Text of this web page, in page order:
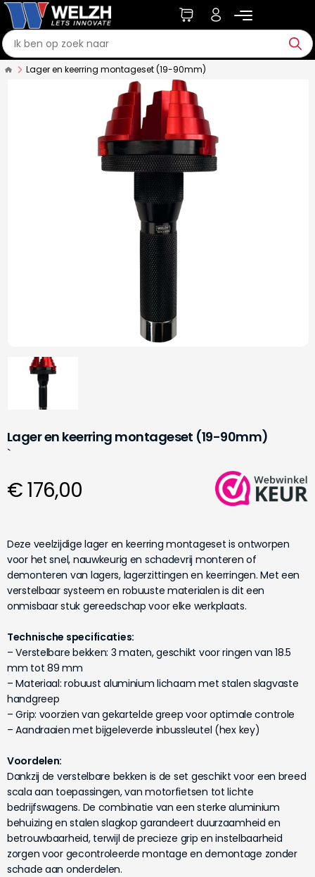
Lager en keerring montageset (19-90mm)
Lager en keerring montageset (19-90mm)
`
€ 176,00
Deze veelzijdige lager en keerring montageset is ontworpen
voor het snel, nauwkeurig en schadevrij monteren of
demonteren van lagers, lagerzittingen en keerringen. Met een
verstelbaar systeem en robuuste materialen is dit een
onmisbaar stuk gereedschap voor elke werkplaats.
Technische specificaties:
– Verstelbare bekken: 3 maten, geschikt voor ringen van 18.5
mm tot 89 mm
– Materiaal: robuust aluminium lichaam met stalen slagvaste
handgreep
– Grip: voorzien van gekartelde greep voor optimale controle
– Aandraaien met bijgeleverde inbussleutel (hex key)
Voordelen:
Dankzij de verstelbare bekken is de set geschikt voor een breed
scala aan toepassingen, van motorfietsen tot lichte
bedrijfswagens. De combinatie van een sterke aluminium
behuizing en stalen slagkop garandeert duurzaamheid en
betrouwbaarheid, terwijl de precieze grip en instelbaarheid
zorgen voor gecontroleerde montage en demontage zonder
schade aan onderdelen.